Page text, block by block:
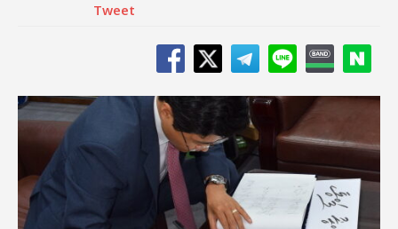
Tweet